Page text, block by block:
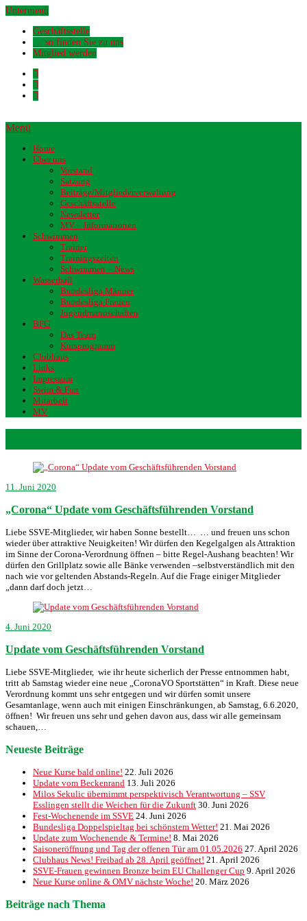
Untermenü
Geschäftsstelle
… so finden Sie zu uns
Mitglied werden
Menü
Home
Über uns
Vorstand
Satzung
Beiträge/Mitgliederverwaltung
Geschäftsstelle
Newsletter
MV – Informationen
Schwimmen
Trainer
Trainingszeiten
Schwimmen – News
Wasserball
Bundesliga Männer
Bundesliga Frauen
Jugendmannschaften
BFG
Das Team
Kursprogramm
Clubhaus
Links
Impressum
Swim & Fun
Mitarbeit
MV
11. Juni 2020
„Corona“ Update vom Geschäftsführenden Vorstand
Liebe SSVE-Mitglieder, wir haben Sonne bestellt… … und freuen uns schon
wieder über attraktive Neuigkeiten! Wir dürfen den Kegelgalgen als Attraktion
im Sinne der Corona-Verordnung öffnen – bitte Regel-Aushang beachten! Wir
dürfen den Grillplatz sowie alle Bänke verwenden –selbstverständlich mit den
nach wie vor geltenden Abstands-Regeln. Auf die Frage einiger Mitglieder
„dann darf doch jetzt…
4. Juni 2020
Update vom Geschäftsführenden Vorstand
Liebe SSVE-Mitglieder, wie ihr heute sicherlich der Presse entnommen habt,
tritt ab Samstag wieder eine neue „CoronaVO Sportstätten“ in Kraft. Diese neue
Verordnung kommt uns sehr entgegen und wir dürfen somit unsere
Gesamtanlage, wenn auch mit einigen Einschränkungen, ab Samstag, 6.6.2020,
öffnen! Wir freuen uns sehr und gehen davon aus, dass wir alle gemeinsam
schauen,…
Neueste Beiträge
Neue Kurse bald online! 22. Juli 2026
Update vom Beckenrand 13. Juli 2026
Milos Sekulic übernimmt perspektivisch Verantwortung – SSV
Esslingen stellt die Weichen für die Zukunft 30. Juni 2026
Fest-Wochenende im SSVE 24. Juni 2026
Bundesliga Doppelspieltag bei schönstem Wetter! 21. Mai 2026
Update zum Wochenende & Termine! 8. Mai 2026
Saisoneröffnung und Tag der offenen Tür am 01.05.2026 27. April 2026
Clubhaus News! Freibad ab 28. April geöffnet! 21. April 2026
SSVE-Frauen gewinnen Bronze beim EU Challenger Cup 9. April 2026
Neue Kurse online & OMV nächste Woche! 20. März 2026
Beiträge nach Thema